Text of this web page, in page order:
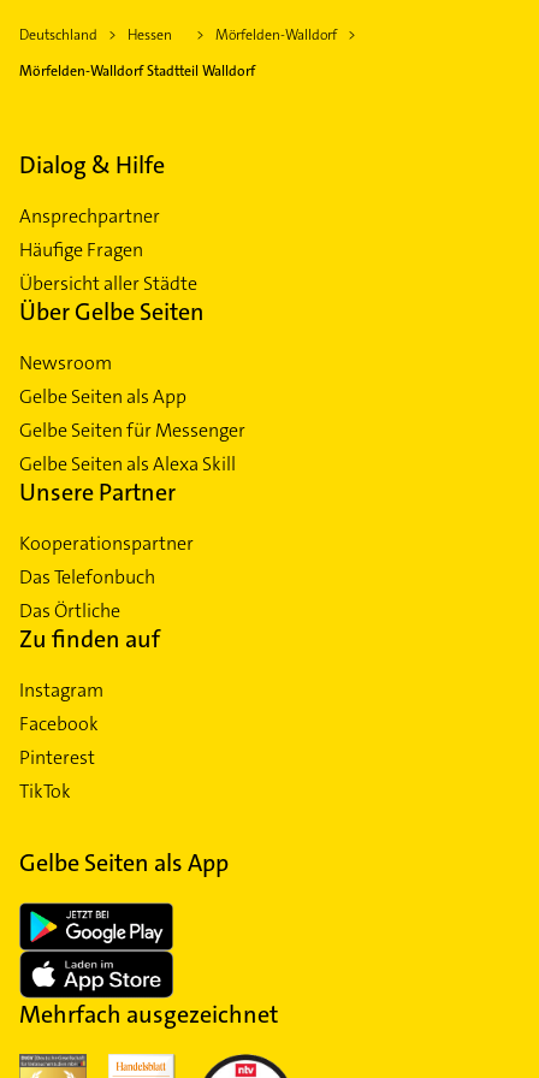
Deutschland Hessen
Mörfelden-Walldorf
Mörfelden-Walldorf Stadtteil Walldorf
Dialog & Hilfe
Ansprechpartner
Häufige Fragen
Übersicht aller Städte
Über Gelbe Seiten
Newsroom
Gelbe Seiten als App
Gelbe Seiten für Messenger
Gelbe Seiten als Alexa Skill
Unsere Partner
Kooperationspartner
Das Telefonbuch
Das Örtliche
Zu finden auf
Instagram
Facebook
Pinterest
TikTok
Gelbe Seiten als App
Mehrfach ausgezeichnet